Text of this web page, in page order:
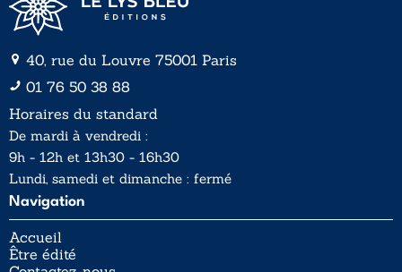
40, rue du Louvre 75001 Paris
01 76 50 38 88
Horaires du standard
De mardi à vendredi :
9h - 12h et 13h30 - 16h30
Lundi, samedi et dimanche : fermé
Navigation
Accueil
Être édité